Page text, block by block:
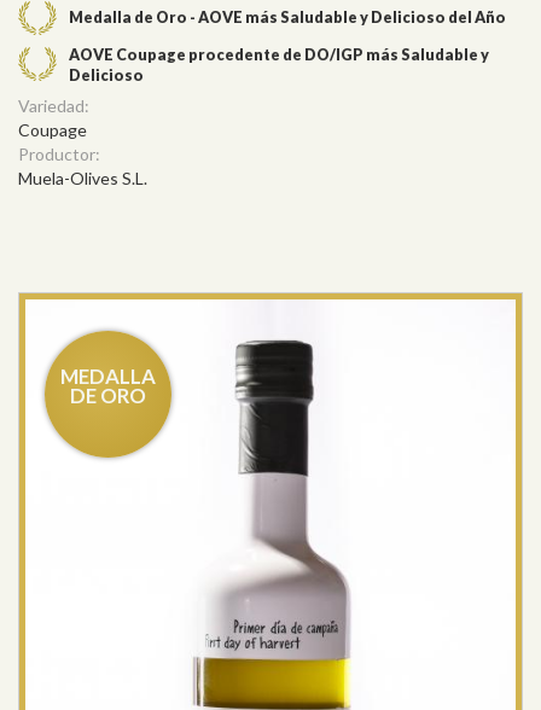
Medalla de Oro - AOVE más Saludable y Delicioso del Año
AOVE Coupage procedente de DO/IGP más Saludable y
Delicioso
Variedad:
Coupage
Productor:
Muela-Olives S.L.